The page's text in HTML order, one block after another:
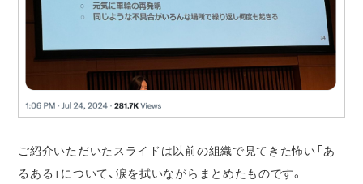
ご紹介いただいたスライドは以前の組織で見てきた怖い「あ
るある」について、涙を拭いながらまとめたものです。